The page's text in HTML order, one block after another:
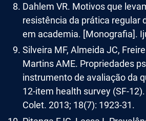
Dahlem VR. Motivos que
resistência da prática regular
em academia. [Monografia].
Silveira MF, Almeida JC,
Martins AME. Propriedades
instrumento de avaliação da
12-item health survey (SF-
Colet. 2013; 18(7): 1923-31.